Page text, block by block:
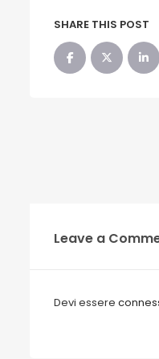
SHARE THIS POST
Leave a
Devi essere